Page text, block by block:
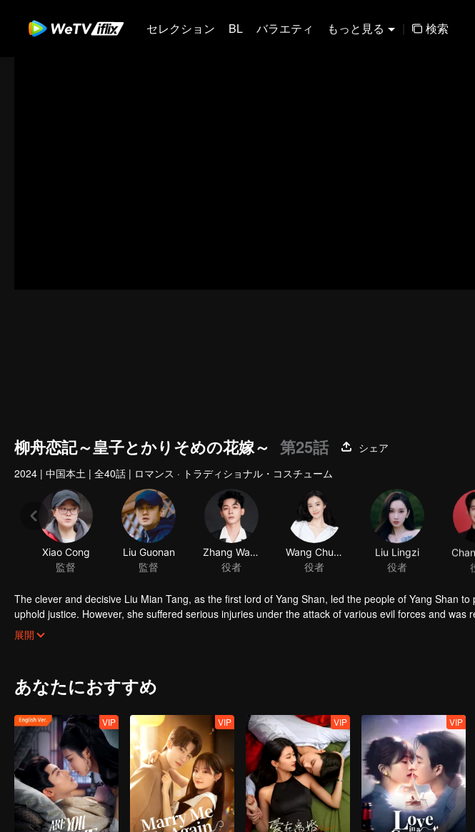
セレクション BL バラエティ もっと見る | 検索
柳舟恋記～皇子とかりそめの花嫁～ 第25話
シェア
2024 | 中国本土 | 全40話 | ロマンス · トラディショナル・コスチューム
Xiao Cong
監督
Liu Guonan
監督
Zhang Wanyi
役者
Wang Churan
役者
Liu Lingzi
役者
The clever and decisive Liu Mian Tang, as the first lord of Yang Shan, led the people of Yang Shan
uphold justice. However, she suffered serious injuries under the attack of various evil forces and was
Yang. When Liu Mian Tang woke up, she had no memory of Yang Shan, mistaking Cui Xing Zhou for
identities were exposed, can they faced it honestly while enduring hardships？
展開
あなたにおすすめ
VIP VIP VIP VIP